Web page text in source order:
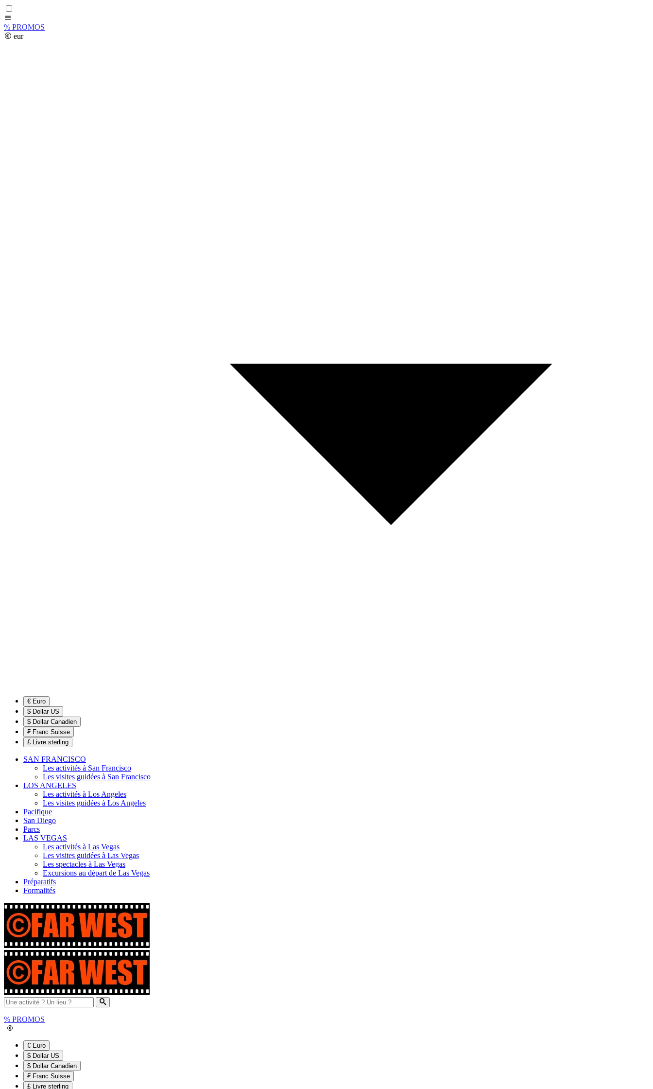
% PROMOS
eur
€ Euro
$ Dollar US
$ Dollar Canadien
₣ Franc Suisse
£ Livre sterling
SAN FRANCISCO
Les activités à San Francisco
Les visites guidées à San Francisco
LOS ANGELES
Les activités à Los Angeles
Les visites guidées à Los Angeles
Pacifique
San Diego
Parcs
LAS VEGAS
Les activités à Las Vegas
Les visites guidées à Las Vegas
Les spectacles à Las Vegas
Excursions au départ de Las Vegas
Préparatifs
Formalités
% PROMOS
€ Euro
$ Dollar US
$ Dollar Canadien
₣ Franc Suisse
£ Livre sterling